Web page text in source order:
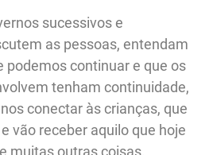
sucessivos e
as pessoas, entendam
podemos continuar e que os
tenham continuidade,
conectar às crianças, que
vão receber aquilo que hoje
muitas outras coisas.